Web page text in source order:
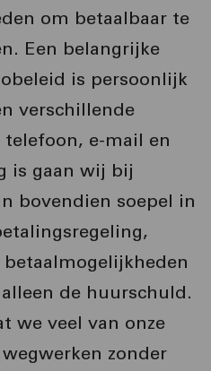
om betaalbaar te
Een belangrijke
is persoonlijk
verschillende
e-mail en
is gaan wij bij
bovendien soepel in
de huurschuld.
we veel van onze
zonder